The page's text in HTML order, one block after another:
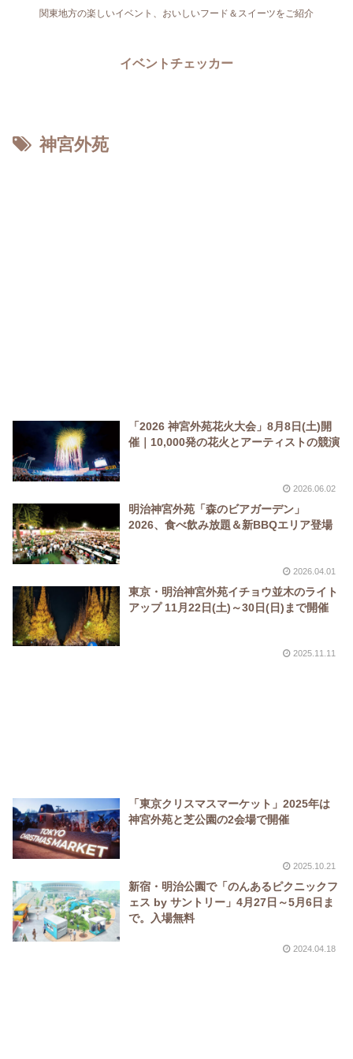
関東地方の楽しいイベント、おいしいフード＆スイーツをご紹介
イベントチェッカー
神宮外苑
「2026 神宮外苑花火大会」8月8日(土)開
催｜10,000発の花火とアーティストの競演
2026.06.02
明治神宮外苑「森のビアガーデン」
2026、食べ飲み放題＆新BBQエリア登場
2026.04.01
東京・明治神宮外苑イチョウ並木のライト
アップ 11月22日(土)～30日(日)まで開催
2025.11.11
「東京クリスマスマーケット」2025年は
神宮外苑と芝公園の2会場で開催
2025.10.21
新宿・明治公園で「のんあるピクニックフ
ェス by サントリー」4月27日～5月6日ま
で。入場無料
2024.04.18